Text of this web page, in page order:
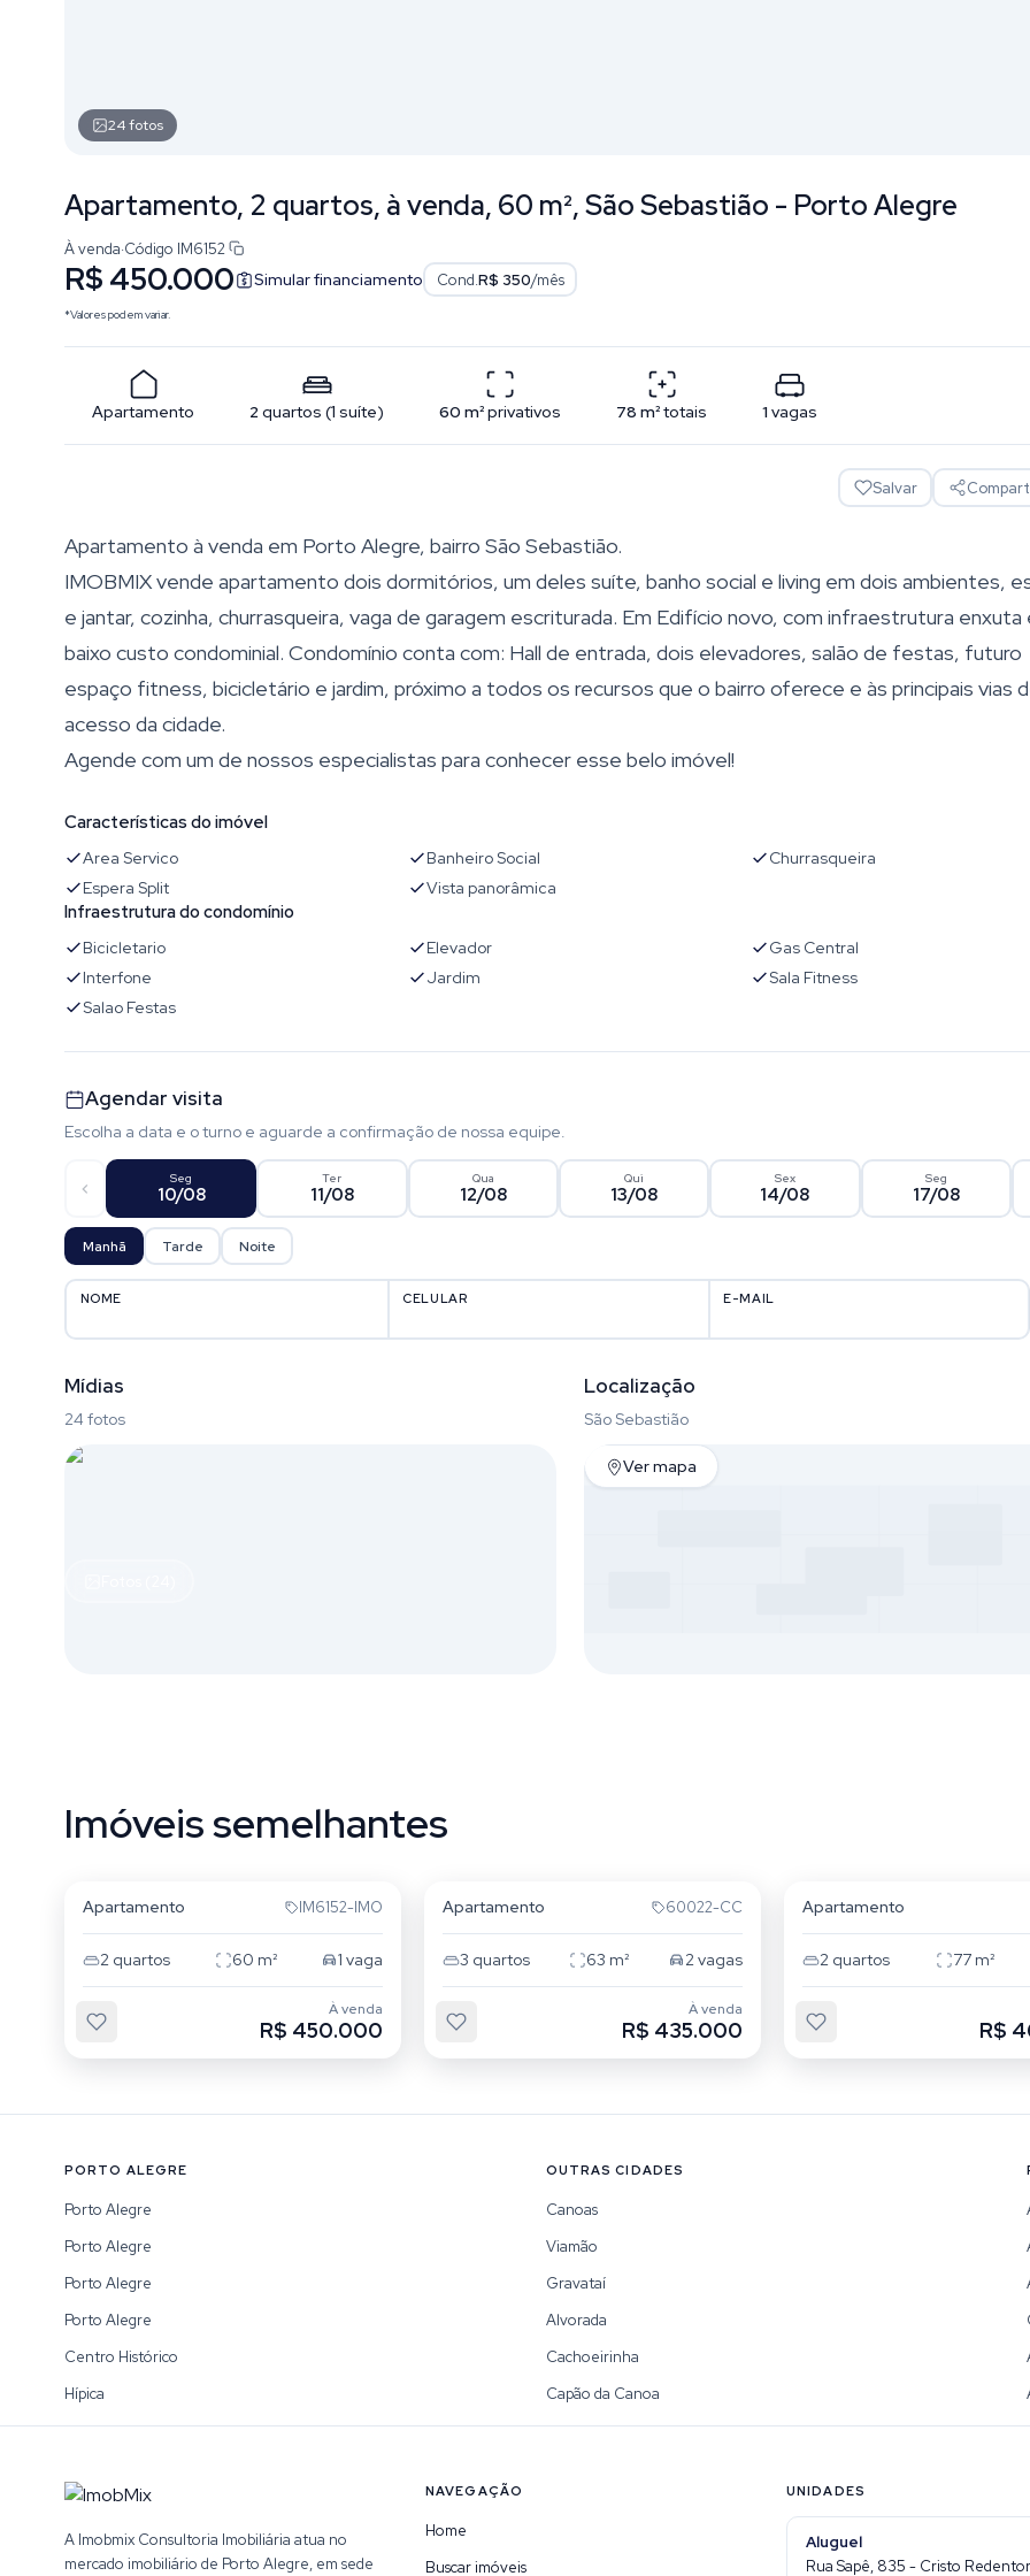
24fotos
Apartamento, 2 quartos, à venda, 60 m², São Sebastião - Porto Alegre
À venda·Código IM6152
R$ 450.000 Simular financiamento Cond.R$ 350/mês
*Valores podem variar.
Apartamento 2 quartos (1 suíte) 60 m²privativos 78 m²totais 1 vagas
Salvar
Apartamento à venda em Porto Alegre, bairro São Sebastião.
IMOBMIX vende apartamento dois dormitórios, um deles suíte, banho social e living em dois ambientes,
e jantar, cozinha, churrasqueira, vaga de garagem escriturada. Em Edifício novo, com infraestrutura enxuta
baixo custo condominial. Condomínio conta com: Hall de entrada, dois elevadores, salão de festas, futuro
espaço fitness, bicicletário e jardim, próximo a todos os recursos que o bairro oferece e às principais vias
acesso da cidade.
Agende com um de nossos especialistas para conhecer esse belo imóvel!
Características do imóvel
Area Servico Banheiro Social
Churrasqueira
Espera Split
Vista panorâmica
Infraestrutura do condomínio
Bicicletario Elevador
Gas Central
Interfone
Jardim
Sala Fitness
Salao Festas
Agendar visita
Escolha a data e o turno e aguarde a confirmação de nossa equipe.
Seg
10/08
Ter
11/08
Qua
12/08
Qui
13/08
Sex
14/08
Seg
17/08
Manhã Tarde Noite
NOME CELULAR E-MAIL
Mídias
24 fotos
Localização
São Sebastião
Ver mapa
Imóveis semelhantes
Apartamento IM6152-IMO
2 quartos 60 m² 1 vaga
À venda
R$ 450.000
Apartamento 60022-CC
3 quartos 63 m² 2vagas
À venda
R$ 435.000
Apartamento
2 quartos 77 m²
R$
PORTO ALEGRE
Porto Alegre
Porto Alegre
Porto Alegre
Porto Alegre
Centro Histórico
Hípica
OUTRAS CIDADES
Canoas
Viamão
Gravataí
Alvorada
Cachoeirinha
Capão da Canoa
A Imobmix Consultoria Imobiliária atua no
mercado imobiliário de Porto Alegre, em sede
NAVEGAÇÃO
Home
Buscar imóveis
UNIDADES
Aluguel
Rua Sapê, 835 - Cristo